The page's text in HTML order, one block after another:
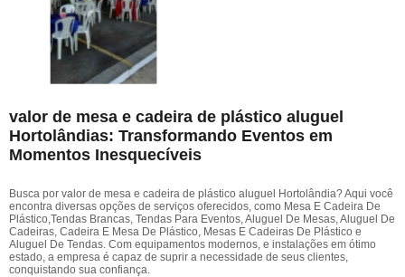
valor de mesa e cadeira de plástico aluguel
Hortolândias: Transformando Eventos em
Momentos Inesquecíveis
Busca por valor de mesa e cadeira de plástico aluguel Hortolândia? Aqui você
encontra diversas opções de serviços oferecidos, como Mesa E Cadeira De
Plástico,Tendas Brancas, Tendas Para Eventos, Aluguel De Mesas, Aluguel De
Cadeiras, Cadeira E Mesa De Plástico, Mesas E Cadeiras De Plástico e
Aluguel De Tendas. Com equipamentos modernos, e instalações em ótimo
estado, a empresa é capaz de suprir a necessidade de seus clientes,
conquistando sua confiança.